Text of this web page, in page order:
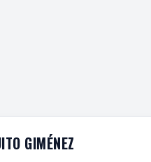
GIMÉNEZ